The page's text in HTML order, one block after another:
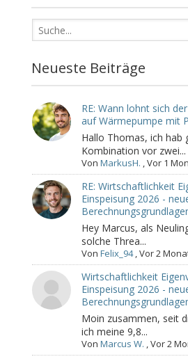
Neueste Beiträge
RE: Wann lohnt sich
auf Wärmepumpe mit
Hallo Thomas, ich hab
Kombination vor zwei...
VonMarkusH. ,Vor 1
RE: Wirtschaftlichkeit
Einspeisung 2026 -
Hey Marcus, als
solche Threa...
VonFelix_94,Vor 2
Wirtschaftlichkeit
Einspeisung 2026 -
Moin zusammen, seit
ich meine 9,8...
VonMarcus W. ,Vor 2